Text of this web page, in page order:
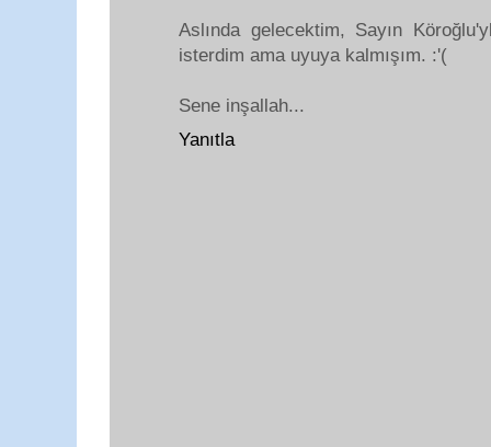
Aslında gelecektim, Sayın
isterdim ama uyuya kalmışım. :'(
Sene inşallah...
Yanıtla